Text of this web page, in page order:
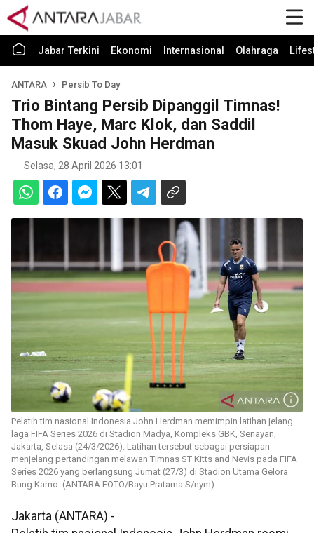
Jabar Terkini Ekonomi Internasional Olahraga
ANTARA Persib To Day
Trio Bintang Persib Dipanggil Timnas!
Thom Haye, Marc Klok, dan Saddil
Masuk Skuad John Herdman
Selasa, 28 April 2026 13:01
Pelatih tim nasional Indonesia John Herdman memimpin latihan jelang
laga FIFA Series 2026 di Stadion Madya, Kompleks GBK, Senayan,
Jakarta, Selasa (24/3/2026). Latihan tersebut sebagai persiapan
menjelang pertandingan melawan Timnas ST Kitts and Nevis pada FIFA
Series 2026 yang berlangsung Jumat (27/3) di Stadion Utama Gelora
Bung Karno. (ANTARA FOTO/Bayu Pratama S/nym)
Jakarta (ANTARA) -